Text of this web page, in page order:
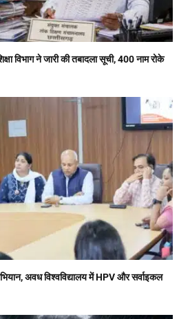
विभाग ने जारी की तबादला सूची, 400 नाम रोके
अवध विश्वविद्यालय में HPV और सर्वाइकल